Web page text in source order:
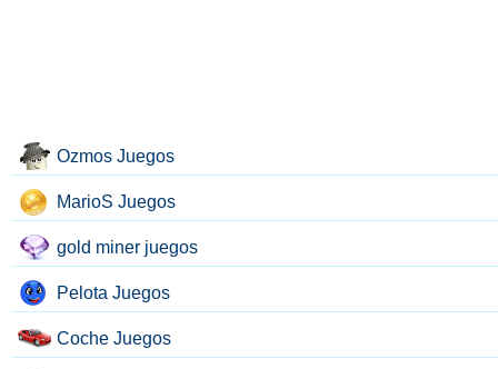
Ozmos Juegos
MarioS Juegos
gold miner juegos
Pelota Juegos
Coche Juegos